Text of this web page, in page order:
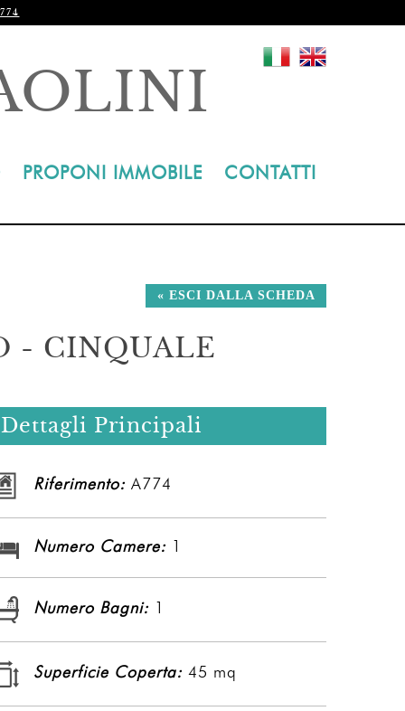
PROPONI IMMOBILE CONTATTI
« ESCI DALLA SCHEDA
- CINQUALE
Dettagli Principali
Riferimento: A774
Numero Camere: 1
Numero Bagni: 1
Superficie Coperta: 45 mq